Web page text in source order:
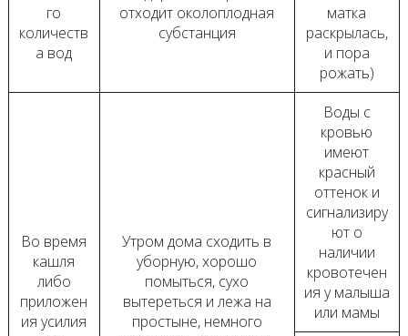
го
количеств
а вод
отходит околоплодная
субстанция
матка
раскрылась,
и пора
рожать)
Во время
кашля
либо
приложен
ия усилия
Утром дома сходить в
уборную, хорошо
помыться, сухо
вытереться и лежа на
простыне, немного
Воды с
кровью
имеют
красный
оттенок и
сигнализиру
ют о
наличии
кровотечен
ия у малыша
или мамы